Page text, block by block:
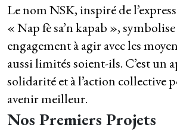
Le nom NSK, inspiré de
« Nap fè sa’n kapab »,
engagement à agir avec les
aussi limités soient-ils. C’est un
solidarité et à l’action collective
avenir meilleur.
Nos Premiers Projets